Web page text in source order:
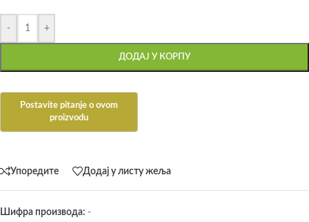
- +
ДОДАЈ У КОРПУ
Упоредите Додај у листу жеља
Шифра производа: -